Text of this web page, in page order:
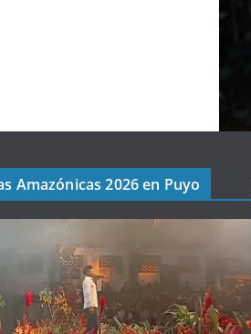
Amazónicas 2026 en Puyo